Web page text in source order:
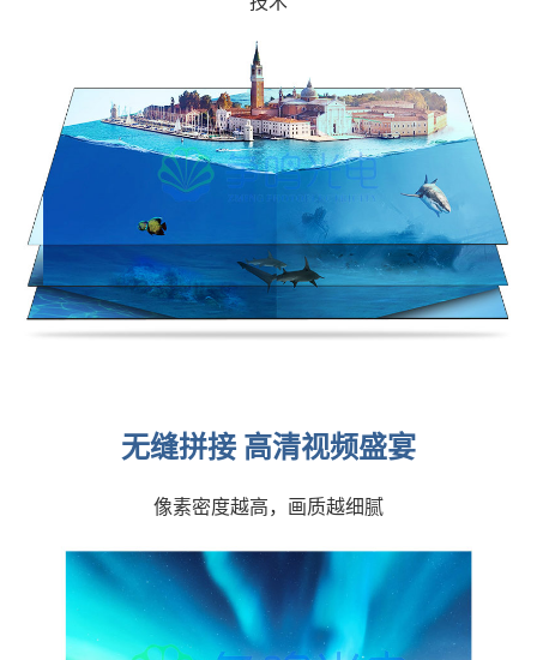
无缝拼接 高清视频盛宴
像素密度越高，画质越细腻